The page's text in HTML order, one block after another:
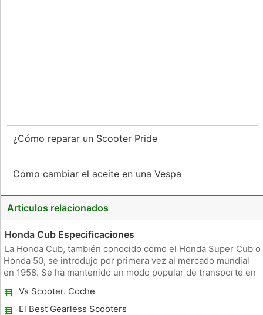
¿Cómo reparar un Scooter Pride
Cómo cambiar el aceite en una Vespa
Artículos relacionados
Honda Cub Especificaciones
La Honda Cub, también conocido como el Honda Super Cub o
Honda 50, se introdujo por primera vez al mercado mundial
en 1958. Se ha mantenido un modo popular de transporte en
ventas superiores a 60 millones. A lo largo de los años, los
datos de
Vs Scooter. Coche
El Best Gearless Scooters